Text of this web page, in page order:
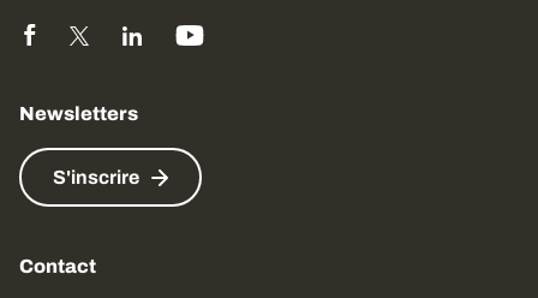
Newsletters
S'inscrire
Contact